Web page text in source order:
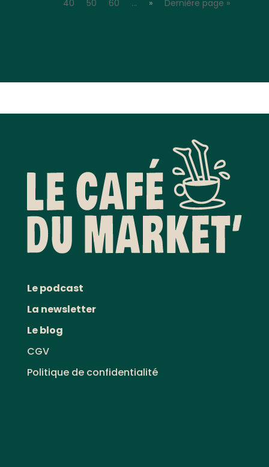
40
50 60 … » Dernière page »
Le podcast
La newsletter
Le blog
CGV
Politique de confidentialité